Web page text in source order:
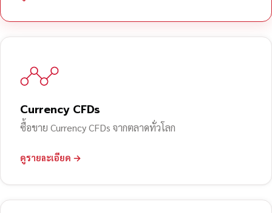
Currency CFDs
ซื้อขาย Currency CFDs จากตลาดทั่วโลก
ดูรายละเอียด →